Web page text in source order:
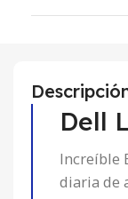
Dell
Increíble
diaria de